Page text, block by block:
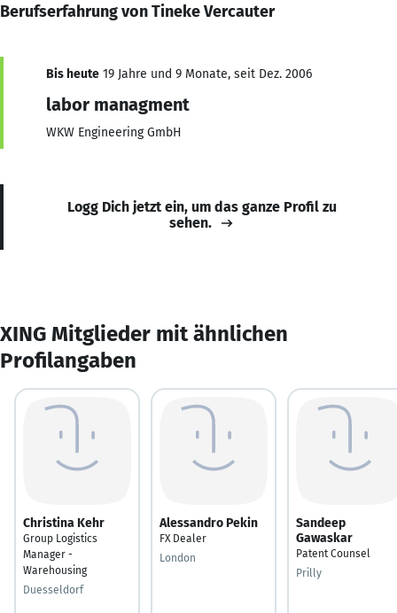
Berufserfahrung von Tineke Vercauter
Bis heute 19 Jahre und 9 Monate, seit Dez. 2006
labor managment
WKW Engineering GmbH
Logg Dich jetzt ein, um das ganze Profil zu
sehen.
XING Mitglieder mit ähnlichen
Profilangaben
Christina Kehr
Group Logistics
Manager -
Warehousing
Duesseldorf
Alessandro Pekin
FX Dealer
London
Sandeep
Gawaskar
Patent Counsel
Prilly